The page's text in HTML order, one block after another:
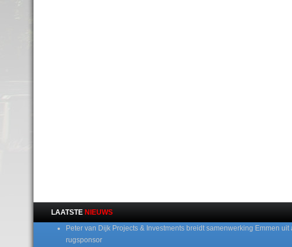
LAATSTE NIEUWS
Peter van Dijk Projects & Investments breidt samenwerking Emmen uit
rugsponsor